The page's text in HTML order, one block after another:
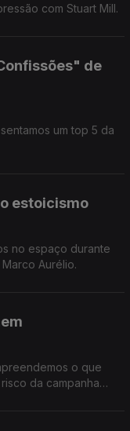
com Stuart Mill.
de
um top 5 da
estoicismo
no espaço durante
Aurélio.
o que
da campanha